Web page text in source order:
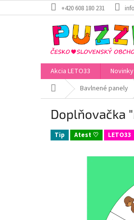
na
+420 608 180 231
Akcia LETO33
DomovBavlnené panely
Doplňovačka
Tip Atest ♡ LETO33